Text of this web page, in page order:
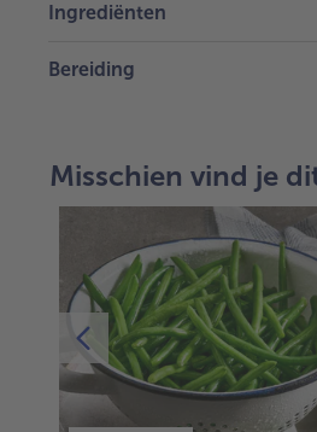
Ingrediënten
Bereiding
Misschien vind je